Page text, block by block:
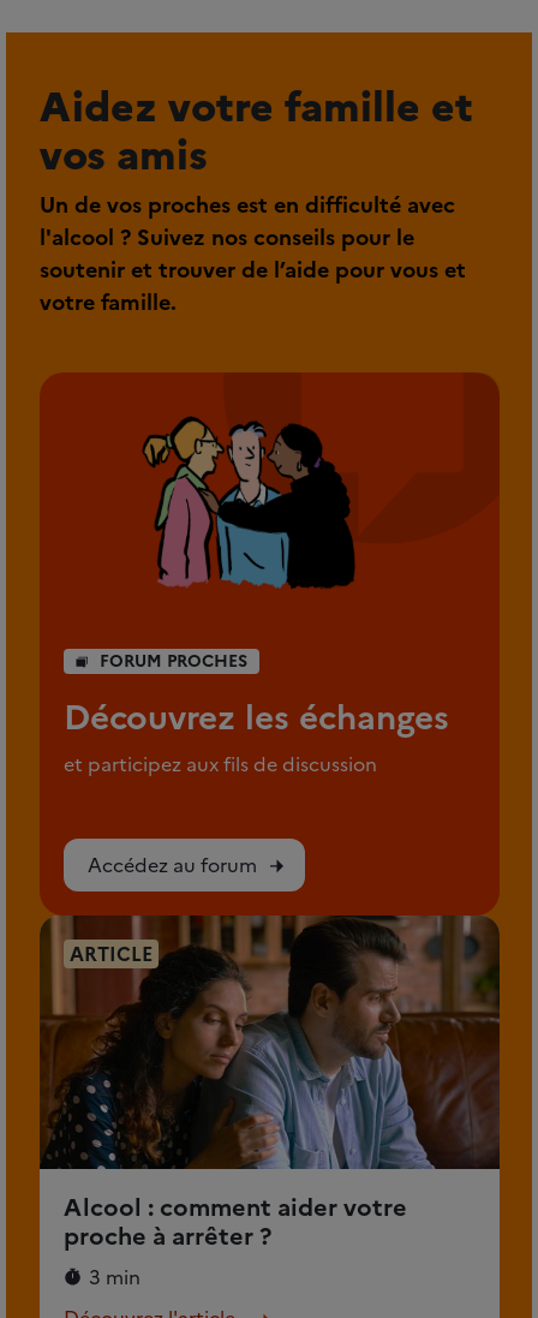
Aidez votre famille et
vos amis
Un de vos proches est en difficulté avec
l'alcool ? Suivez nos conseils pour le
soutenir et trouver de l’aide pour vous et
votre famille.
FORUM PROCHES
Découvrez les échanges
et participez aux fils de discussion
Accédez au forum
ARTICLE
Alcool : comment aider votre
proche à arrêter ?
3 min